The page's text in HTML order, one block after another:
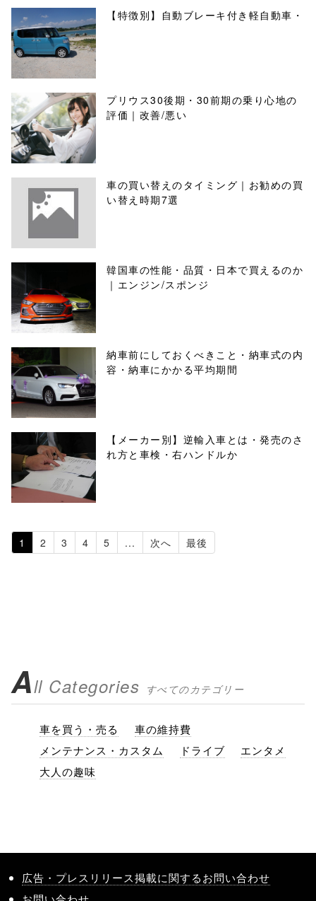
【特徴別】自動ブレーキ付き軽自動車・
プリウス30後期・30前期の乗り心地の
評価｜改善/悪い
車の買い替えのタイミング｜お勧めの買
い替え時期7選
韓国車の性能・品質・日本で買えるのか
｜エンジン/スポンジ
納車前にしておくべきこと・納車式の内
容・納車にかかる平均期間
【メーカー別】逆輸入車とは・発売のさ
れ方と車検・右ハンドルか
1 2 3 4 5 ... 次へ 最後
All Categories すべてのカテゴリー
車を買う・売る
車の維持費
メンテナンス・カスタム
ドライブ
エンタメ
大人の趣味
広告・プレスリリース掲載に関するお問い合わせ